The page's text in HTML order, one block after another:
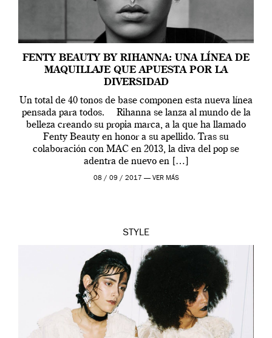
FENTY BEAUTY BY RIHANNA: UNA LÍNEA DE
MAQUILLAJE QUE APUESTA POR LA
DIVERSIDAD
Un total de 40 tonos de base componen esta nueva línea
pensada para todos. Rihanna se lanza al mundo de la
belleza creando su propia marca, a la que ha llamado
Fenty Beauty en honor a su apellido. Tras su
colaboración con MAC en 2013, la diva del pop se
adentra de nuevo en […]
08 / 09 / 2017 — VER MÁS
STYLE